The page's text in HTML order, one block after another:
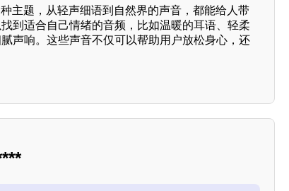
主题，从轻声细语到自然界的声音，都能给人带
到适合自己情绪的音频，比如温暖的耳语、轻柔
声响。这些声音不仅可以帮助用户放松身心，还